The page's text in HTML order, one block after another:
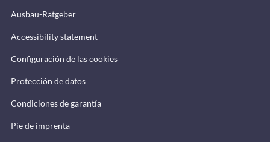
Ausbau-Ratgeber
Accessibility statement
Configuración de las cookies
Protección de datos
Condiciones de garantía
Pie de imprenta